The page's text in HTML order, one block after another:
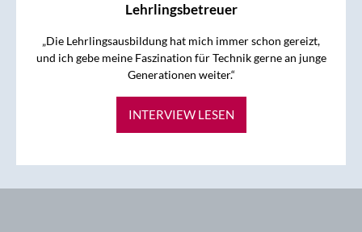
Lehrlingsbetreuer
„Die Lehrlingsausbildung hat mich immer schon gereizt,
und ich gebe meine Faszination für Technik gerne an junge
Generationen weiter.“
INTERVIEW LESEN